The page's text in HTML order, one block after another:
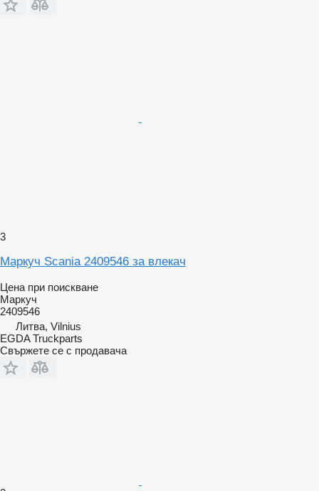
3
Маркуч Scania 2409546 за влекач
Цена при поискване
Маркуч
2409546
Литва, Vilnius
EGDA Truckparts
Свържете се с продавача